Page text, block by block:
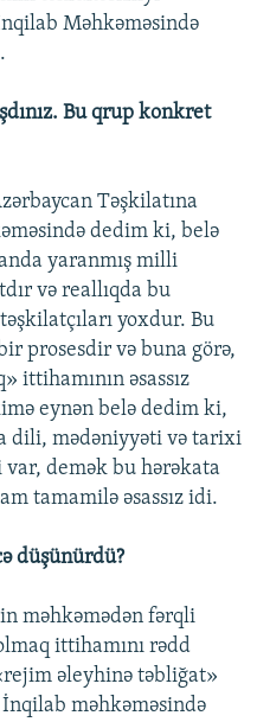
Məhkəməsində
Bu qrup konkret
Təşkilatına
dedim ki, belə
yaranmış milli
və reallıqda bu
yoxdur. Bu
prosesdir və buna görə,
ittihamının əsassız
eynən belə dedim ki,
dili, mədəniyyəti və tarixi
var, demək bu hərəkata
tamamilə əsassız idi.
düşünürdü?
məhkəmədən fərqli
ittihamını rədd
əleyhinə təbliğat»
məhkəməsində